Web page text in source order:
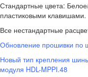
Стандартные цвета:
пластиковыми клавишами.
Все нестандартные
Обновление прошивки по
Новый тип крепления
модуля HDL-MPPI.48